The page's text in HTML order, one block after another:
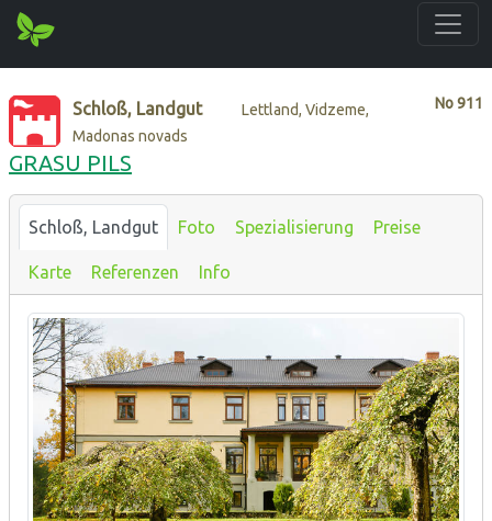
No911
Schloß, Landgut
Lettland, Vidzeme,
Madonas novads
GRASU PILS
Schloß, Landgut Foto Spezialisierung Preise
Karte Referenzen Info